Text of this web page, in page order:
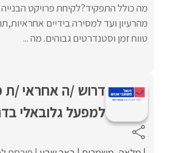
מה כולל התפקיד?לקיחת פרויקט
מהרעיון ועד למסירה בידיים
טווח זמן וסטנדרטים גבוהים. מה ...
דרוש /ה אחראי /
למפעל גלובאלי